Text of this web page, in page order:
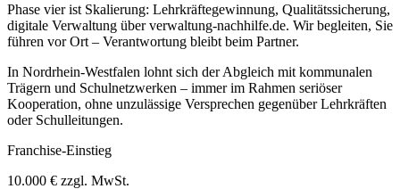
Phase vier ist Skalierung: Lehrkräftegewinnung, Qualitätssicherung,
digitale Verwaltung über verwaltung-nachhilfe.de. Wir begleiten, Sie
führen vor Ort – Verantwortung bleibt beim Partner.
In Nordrhein-Westfalen lohnt sich der Abgleich mit kommunalen
Trägern und Schulnetzwerken – immer im Rahmen seriöser
Kooperation, ohne unzulässige Versprechen gegenüber Lehrkräften
oder Schulleitungen.
Franchise-Einstieg
10.000 € zzgl. MwSt.